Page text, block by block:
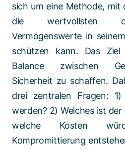
sich um eine Methode, mit
die wertvollsten
Vermögenswerte in
schützen kann. Das
Balance zwischen
Sicherheit zu schaffen.
drei zentralen Fragen:
werden? 2) Welches ist
welche Kosten
Kompromittierung